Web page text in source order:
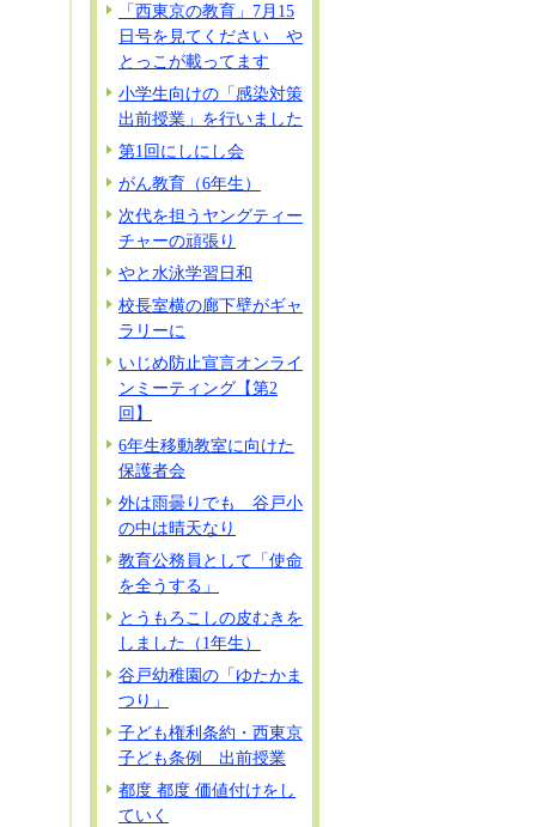
「西東京の教育」7月15
日号を見てください や
とっこが載ってます
小学生向けの「感染対策
出前授業」を行いました
第1回にしにし会
がん教育（6年生）
次代を担うヤングティー
チャーの頑張り
やと水泳学習日和
校長室横の廊下壁がギャ
ラリーに
いじめ防止宣言オンライ
ンミーティング【第2
回】
6年生移動教室に向けた
保護者会
外は雨曇りでも 谷戸小
の中は晴天なり
教育公務員として「使命
を全うする」
とうもろこしの皮むきを
しました（1年生）
谷戸幼稚園の「ゆたかま
つり」
子ども権利条約・西東京
子ども条例 出前授業
都度 都度 価値付けをし
ていく